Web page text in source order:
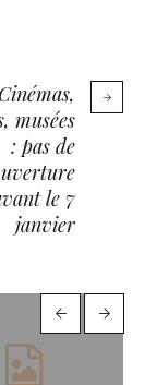
Cinémas,
musées
: pas de
le 7
janvier